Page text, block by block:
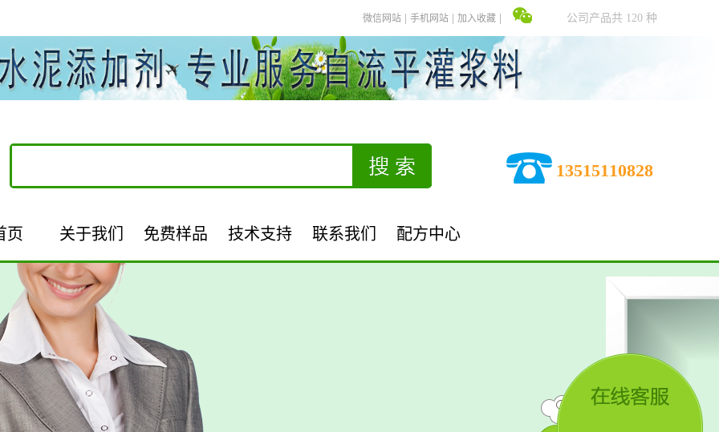
加入收藏
手机网站
微信网站 公司产品共 120 种
13515110828
页 关于我们 免费样品 技术支持 联系我们 配方中心